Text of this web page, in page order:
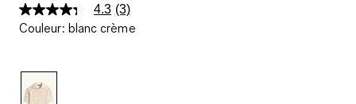
4.3 Lire
3
(3)
Couleur: blanc crème